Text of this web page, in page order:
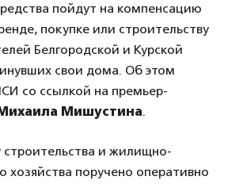
пойдут на компенсацию
покупке или строительству
Белгородской и Курской
свои дома. Об этом
со ссылкой на премьер-
Мишустина.
строительства и жилищно-
хозяйства поручено оперативно